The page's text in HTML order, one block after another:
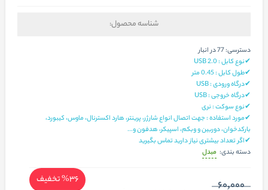
شناسه محصول:
دسترسی:77 در انبار
✔نوع کابل : USB 2.0
✔طول کابل : 0.45 متر
✔درگاه ورودی : USB
✔درگاه خروجی : USB
✔نوع سوکت : نری
✔مورد استفاده : جهت اتصال انواع شارژر، پرینتر، هارد اکسترنال، ماوس، کیبورد،
بارکدخوان، دوربین و وبکم، اسپیکر، هدفون و...
✔اگر تعداد بیشتری نیاز دارید تماس بگیرید
دسته بندی: مبدل
60,000
%36تخفیف